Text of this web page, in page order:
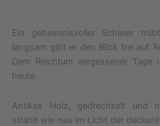
Ein geheimnisvoller Schleier
langsam gibt er den Blick frei auf
Dem Reichtum vergessener
heute.
Antikes Holz, gedrechselt und
strahlt wie neu im Licht der